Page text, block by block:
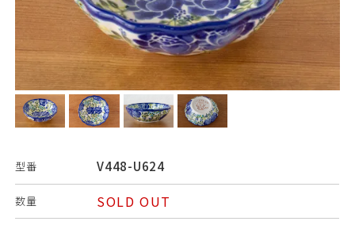
型番 V448-U624
数量 SOLD OUT